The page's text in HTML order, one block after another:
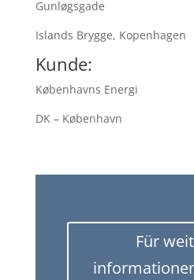
Gunløgsgade
Islands Brygge, Kopenhagen
Kunde:
Københavns Energi
DK – København
Für